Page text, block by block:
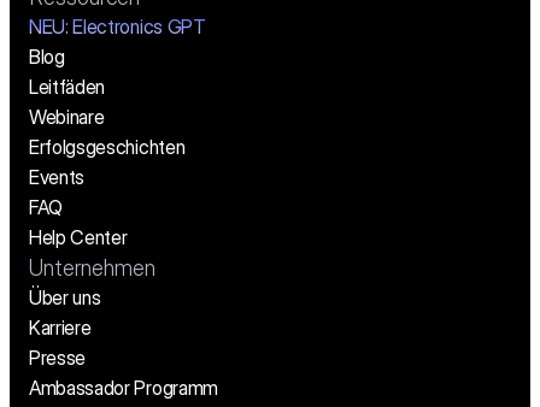
NEU: Electronics GPT
Blog
Leitfäden
Webinare
Erfolgsgeschichten
Events
FAQ
Help Center
Unternehmen
Über uns
Karriere
Presse
Ambassador Programm